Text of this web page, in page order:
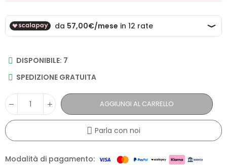
DISPONIBILE: 7
SPEDIZIONE GRATUITA
AGGIUNGI AL CARRELLO
Parla con noi
Modalità di pagamento: